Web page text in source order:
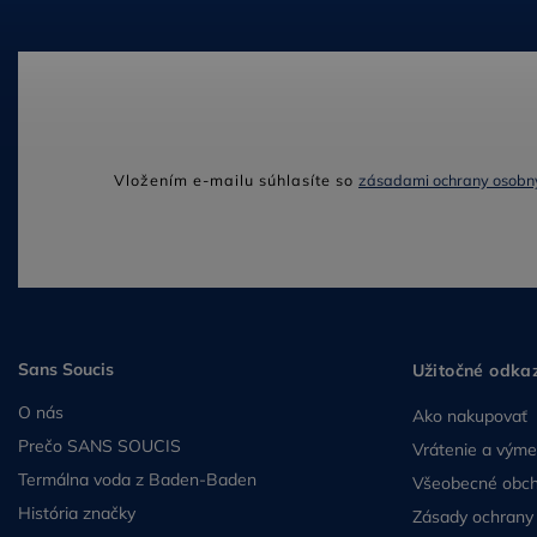
Sans Soucis
O nás
Prečo SANS SOUCIS
Termálna voda z Baden-Baden
História značky
Užitočné
Ako nakupovať
Vrátenie a
Všeobecné
Zásady
Vložením e-mailu súhlasíte so zásadami ochrany